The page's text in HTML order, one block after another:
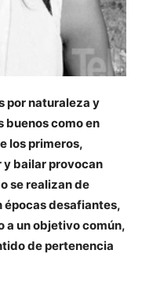
por naturaleza y
buenos como en
los primeros,
bailar provocan
se realizan de
épocas desafiantes,
a un objetivo común,
de pertenencia